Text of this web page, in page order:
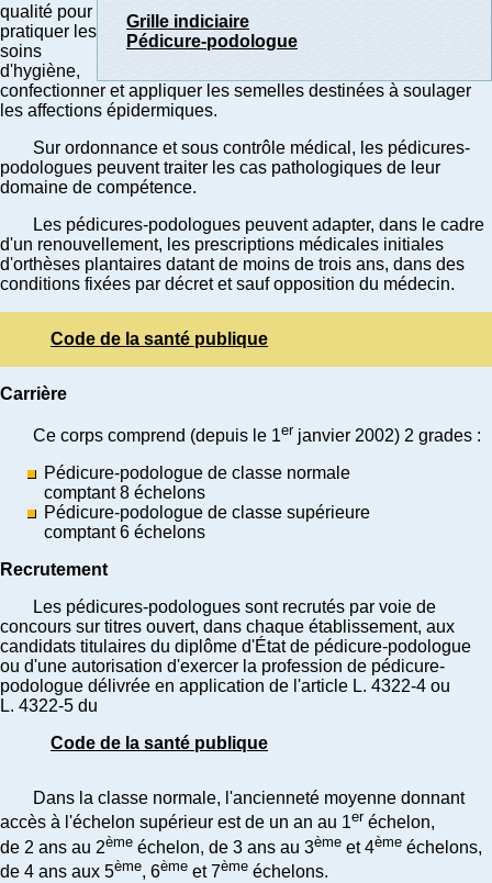
Grille indiciaire
Pédicure-podologue
qualité pour
pratiquer les
soins
d'hygiène,
confectionner et appliquer les semelles destinées à soulager
les affections épidermiques.
Sur ordonnance et sous contrôle médical, les pédicures-
podologues peuvent traiter les cas pathologiques de leur
domaine de compétence.
Les pédicures-podologues peuvent adapter, dans le cadre
d'un renouvellement, les prescriptions médicales initiales
d'orthèses plantaires datant de moins de trois ans, dans des
conditions fixées par décret et sauf opposition du médecin.
Code de la santé publique
Carrière
Ce corps comprend (depuis le 1er janvier 2002) 2 grades :
Pédicure-podologue de classe normale
comptant 8 échelons
Pédicure-podologue de classe supérieure
comptant 6 échelons
Recrutement
Les pédicures-podologues sont recrutés par voie de
concours sur titres ouvert, dans chaque établissement, aux
candidats titulaires du diplôme d'État de pédicure-podologue
ou d'une autorisation d'exercer la profession de pédicure-
podologue délivrée en application de l'article L. 4322-4 ou
L. 4322-5 du
Code de la santé publique
Dans la classe normale, l'ancienneté moyenne donnant
accès à l'échelon supérieur est de un an au 1er échelon,
de 2 ans au 2ème échelon, de 3 ans au 3ème et 4ème échelons,
de 4 ans aux 5ème, 6ème et 7ème échelons.